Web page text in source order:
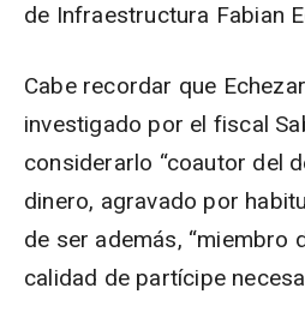
de Infraestructura Fabian
Cabe recordar que
investigado por el fiscal
considerarlo “coautor del
dinero, agravado por
de ser además, “miembro
calidad de partícipe